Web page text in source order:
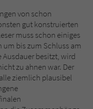
von schon
gut konstruierten
muss schon einiges
bis zum Schluss am
besitzt, wird
zu ahnen war. Der
ziemlich plausibel